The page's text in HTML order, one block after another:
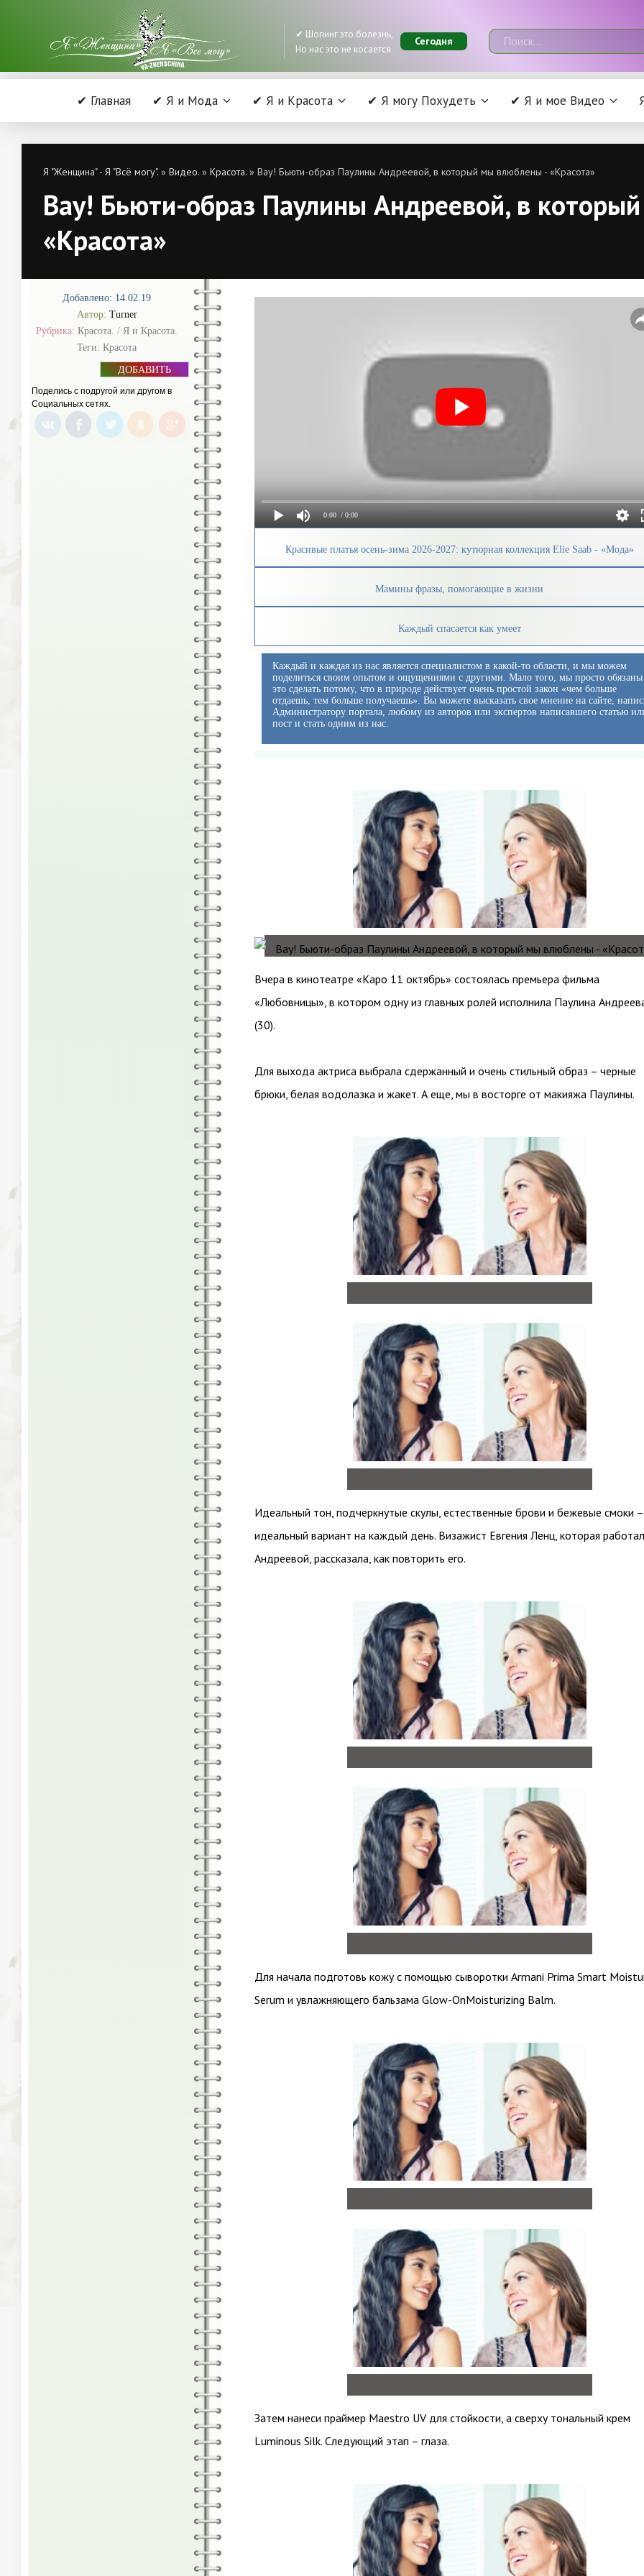
✔ Шопинг это болезнь,
Но нас это не косается
Сегодня
✔ Главная ✔ Я и Мода ✔ Я и Красота ✔ Я могу Похудеть ✔ Я и мое Видео
Я "Женщина" - Я "Всё могу". » Видео. » Красота. » Вау! Бьюти-образ Паулины Андреевой, в который мы влюблены - «Красота»
Вау! Бьюти-образ Паулины Андреевой, в
«Красота»
Добавлено: 14.02.19
Автор: Turner
Рубрика: Красота. / Я и Красота.
Теги: Красота
ДОБАВИТЬ
Поделись с подругой или другом в
Социальных сетях.
0:00 / 0:00
Красивые платья осень-зима 2026-2027: кутюрная коллекция Elie Saab - «Мода»
Мамины фразы, помогающие в жизни
Каждый спасается как умеет
Каждый и каждая из нас является специалистом в какой-то области, и мы можем
поделиться своим опытом и ощущениями с другими. Мало того, мы просто обязаны
это сделать потому, что в природе действует очень простой закон «чем больше
отдаешь, тем больше получаешь». Вы можете высказать свое мнение на сайте,
Администратору портала, любому из авторов или экспертов написавшего статью
пост и стать одним из нас.
Вчера в кинотеатре «Каро 11 октябрь» состоялась премьера фильма
«Любовницы», в котором одну из главных ролей исполнила Паулина
(30).
Для выхода актриса выбрала сдержанный и очень стильный образ – черные
брюки, белая водолазка и жакет. А еще, мы в восторге от макияжа Паулины.
Идеальный тон, подчеркнутые скулы, естественные брови и бежевые смоки –
идеальный вариант на каждый день. Визажист Евгения Ленц, которая
Андреевой, рассказала, как повторить его.
Для начала подготовь кожу с помощью сыворотки Armani Prima Smart
Serum и увлажняющего бальзама Glow-OnMoisturizing Balm.
Затем нанеси праймер Maestro UV для стойкости, а сверху тональный крем
Luminous Silk. Следующий этап – глаза.